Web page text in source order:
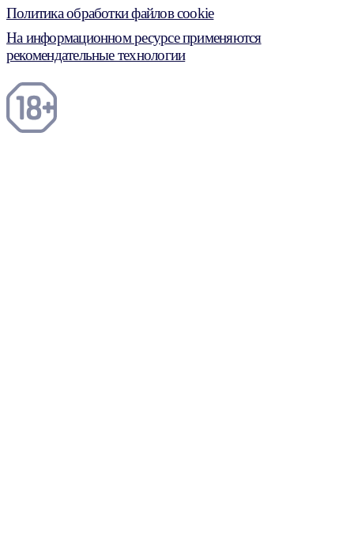
Политика обработки файлов cookie
На информационном ресурсе применяются
рекомендательные технологии